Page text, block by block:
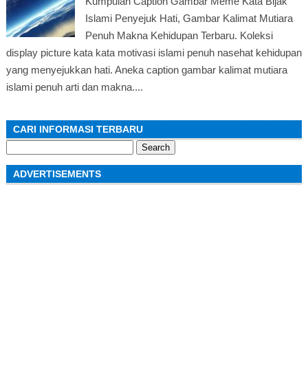
Islami Penyejuk Hati, Gambar Kalimat Mutiara
Penuh Makna Kehidupan Terbaru. Koleksi
display picture kata kata motivasi islami penuh nasehat kehidupan
yang menyejukkan hati. Aneka caption gambar kalimat mutiara
islami penuh arti dan makna....
CARI INFORMASI TERBARU
for:
ADVERTISEMENTS